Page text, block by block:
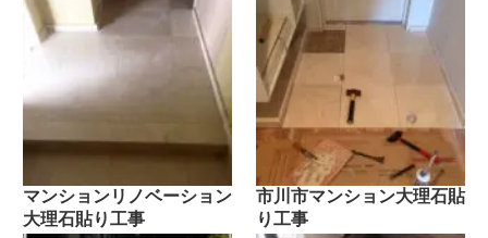
マンションリノベーション
大理石貼り工事
市川市マンション大理石貼
り工事